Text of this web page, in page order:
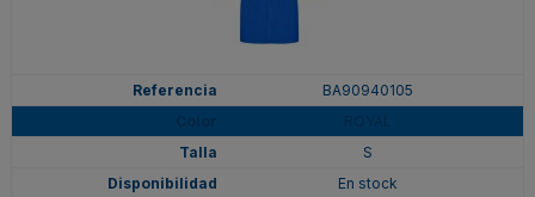
BA90940105
S
En stock